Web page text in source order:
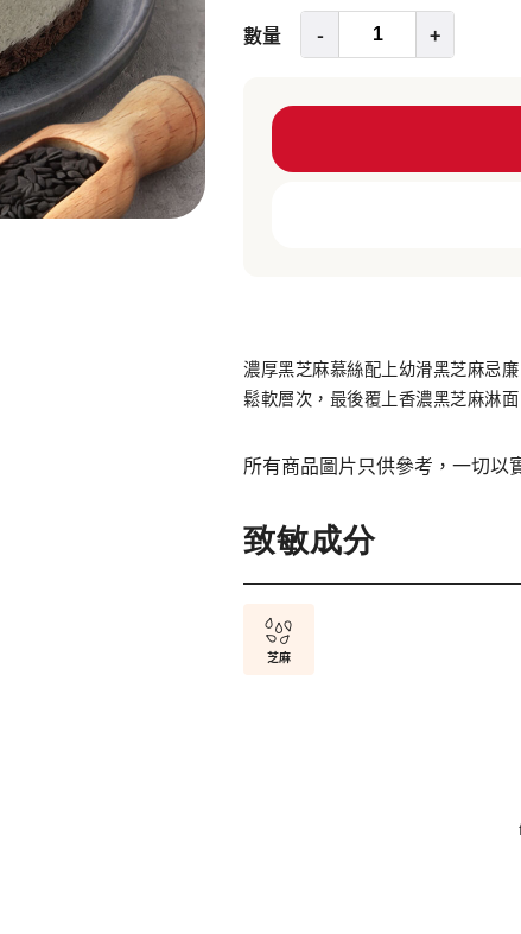
數量 - +
濃厚黑芝麻慕絲配上幼滑黑芝麻忌
鬆軟層次，最後覆上香濃黑芝麻淋
所有商品圖片只供參考，一切以
致敏成分
芝麻